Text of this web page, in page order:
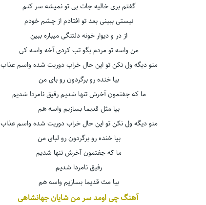
گفتم بری خالیه جات بی تو نمیشه سر کنم
نیستی ببینی بعد تو افتادم از چشم خودم
از در و دیوار خونه دلتنگی میباره ببین
من واسه تو مردم بگو تب کردی آخه واسه کی
منو دیگه ول نکن تو این حال خراب دوریت شده واسم عذاب
بیا خنده رو برگردون رو بای من
ما که جفتمون آخرش تنها شدیم رفیق نامردا شدیم
بیا مثل قدیما بسازیم واسه هم
منو دیگه ول نکن تو این حال خراب دوریت شده واسم عذاب
بیا خنده رو برگردون رو لبای من
ما که جفتمون آخرش تنها شدیم
رفیق نامردا شدیم
بیا مث قدیما بسازیم واسه هم
آهنگ چی اومد سر من شایان جهانشاهی